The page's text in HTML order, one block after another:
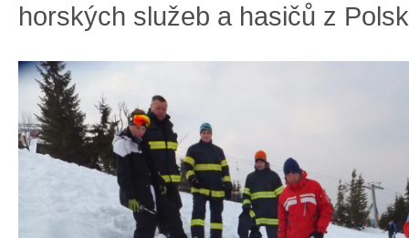
horských služeb a hasičů z